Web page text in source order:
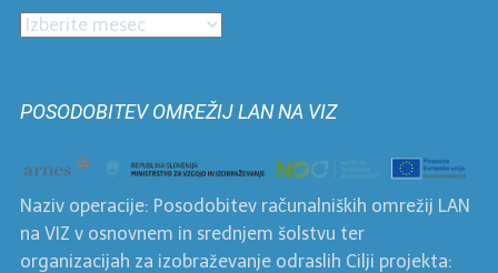
Prispevki
POSODOBITEV OMREŽIJ LAN NA VIZ
Naziv operacije: Posodobitev računalniških omrežij LAN
na VIZ v osnovnem in srednjem šolstvu ter
organizacijah za izobraževanje odraslih Cilji projekta: